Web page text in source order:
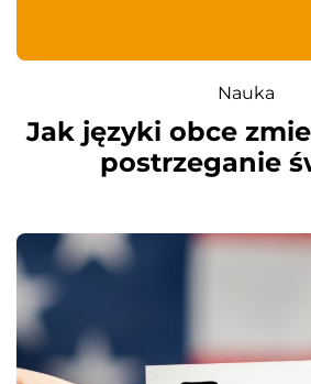
Nauka
Jak języki obce
postrzeganie